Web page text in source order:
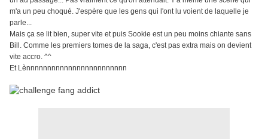
m'a un peu choqué. J'espère que les gens qui l'ont lu voient de laquelle je
parle...
Mais ça se lit bien, super vite et puis Sookie est un peu moins chiante sans
Bill. Comme les premiers tomes de la saga, c'est pas extra mais on devient
vite accro. ^^
Et Lènnnnnnnnnnnnnnnnnnnnnnnn